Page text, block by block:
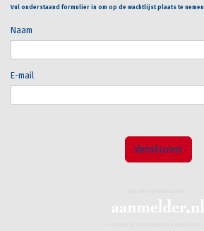
Vul onderstaand formulier in om op de wachtlijst plaats te nemen.
Naam
E-mail
Versturen